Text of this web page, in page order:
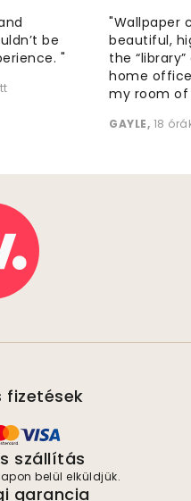
be
"
"Wallpaper
beautiful,
the
home
my room of
GAYLE, 18
fizetések
szállítás
belül elküldjük.
garancia